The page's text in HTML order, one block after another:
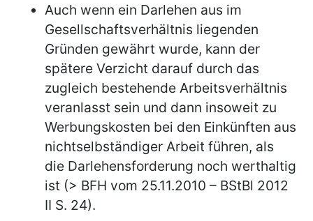
Auch wenn ein Darlehen aus im
Gesellschaftsverhältnis liegenden
Gründen gewährt wurde, kann der
spätere Verzicht darauf durch das
zugleich bestehende Arbeitsverhältnis
veranlasst sein und dann insoweit zu
Werbungskosten bei den Einkünften aus
nichtselbständiger Arbeit führen, als
die Darlehensforderung noch werthaltig
ist (> BFH vom 25.11.2010 – BStBl 2012
II S. 24).